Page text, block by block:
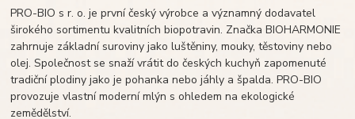
PRO-BIO s r. o. je první český výrobce a významný dodavatel
širokého sortimentu kvalitních biopotravin. Značka BIOHARMONIE
zahrnuje základní suroviny jako luštěniny, mouky, těstoviny nebo
olej. Společnost se snaží vrátit do českých kuchyň zapomenuté
tradiční plodiny jako je pohanka nebo jáhly a špalda. PRO-BIO
provozuje vlastní moderní mlýn s ohledem na ekologické
zemědělství.